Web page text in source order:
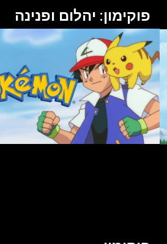
פוקימון: יהלום ופנינה